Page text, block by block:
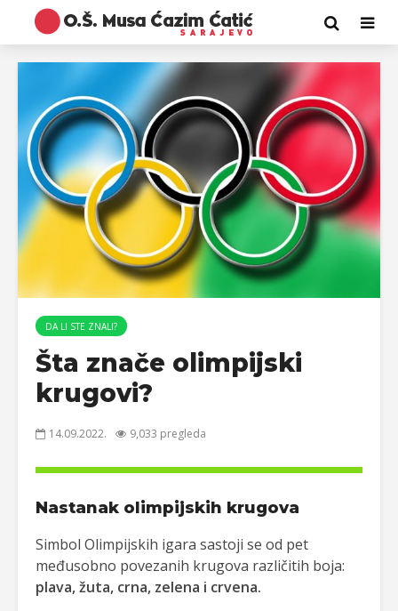
DA LI STE ZNALI?
Šta znače olimpijski
krugovi?
14.09.2022. 9,033 pregleda
Nastanak olimpijskih krugova
Simbol Olimpijskih igara sastoji se od pet
međusobno povezanih krugova različitih boja:
plava, žuta, crna, zelena i crvena.